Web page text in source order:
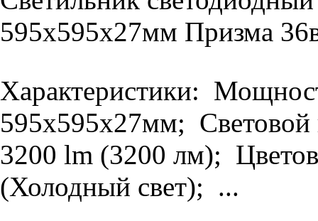
595х595х27мм Призма
Характеристики:
595х595х27мм; Световой
3200 lm (3200 лм);
(Холодный свет); ...